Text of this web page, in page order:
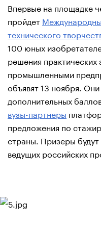
Впервые на площадке
пройдет
технического
100 юных
решения практических
промышленными
объявят 13 ноября.
дополнительных
вузы-партнеры
предложения по
страны. Призеры
ведущих российских